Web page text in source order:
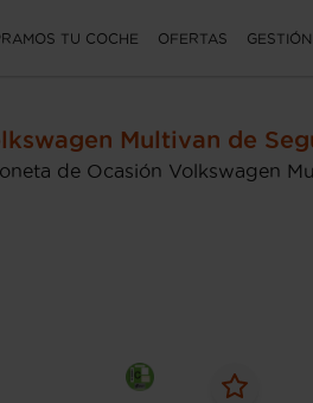
TU COCHE OFERTAS
Multivan de
de Ocasión Volkswagen